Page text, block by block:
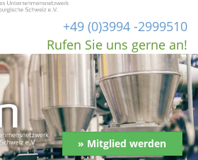
+49 (0)3994 -2999510
Rufen Sie uns gerne an!
» Mitglied werden